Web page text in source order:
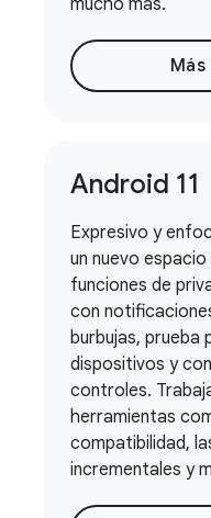
Android 11
Expresivo y
un nuevo
funciones de
con
burbujas, prueba
dispositivos y
controles.
herramientas
compatibilidad,
incrementales y